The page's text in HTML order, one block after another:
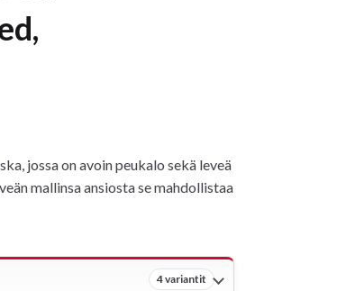
jossa on avoin peukalo sekä leveä
mallinsa ansiosta se mahdollistaa
4 variantit